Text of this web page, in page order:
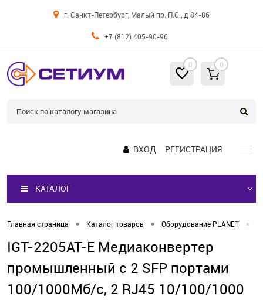
г. Санкт-Петербург, Малый пр. П.С., д 84-86
+7 (812) 405-90-96
0 0
ВХОД РЕГИСТРАЦИЯ
КАТАЛОГ
Главная страница • Каталог товаров • Оборудование PLANET •
IGT-2205AT-E Медиаконвертер
промышленный с 2 SFP портами
100/1000Мб/с, 2 RJ45 10/100/1000